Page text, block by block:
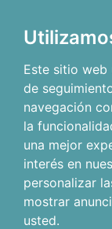
Este sitio
de
navegación
la
una mejor
interés en
personalizar
mostrar
usted.